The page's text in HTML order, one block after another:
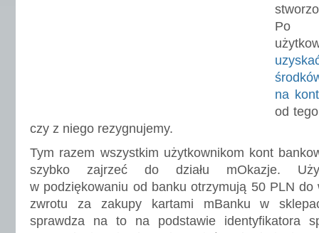
Po
na
od
czy z niego rezygnujemy.
Tym razem wszystkim użytkownikom kont
szybko zajrzeć do działu mOkazje.
w podziękowaniu od banku otrzymują 50 PLN do
zwrotu za zakupy kartami mBanku w
sprawdza na to na podstawie identyfikatora